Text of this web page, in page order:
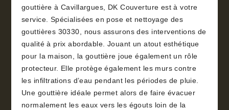
gouttière à Cavillargues, DK Couverture est à votre
service. Spécialisées en pose et nettoyage des
gouttières 30330, nous assurons des interventions de
qualité à prix abordable. Jouant un atout esthétique
pour la maison, la gouttière joue également un rôle
protecteur. Elle protège également les murs contre
les infiltrations d’eau pendant les périodes de pluie.
Une gouttière idéale permet alors de faire évacuer
normalement les eaux vers les égouts loin de la